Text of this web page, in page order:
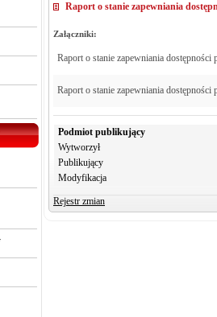
Raport o stanie zapewniania
Załączniki:
Raport o stanie zapewniania
Raport o stanie zapewniania
Podmiot publikujący
Wytworzył
Publikujący
Modyfikacja
Rejestr zmian